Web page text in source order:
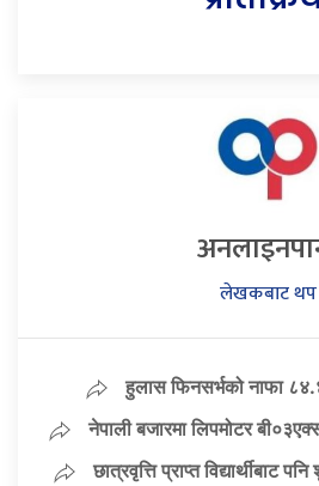
लेखकबाट थप
हुलास फिनसर्भको नाफा
नेपाली बजारमा लिपमोटर
छात्रवृत्ति प्राप्त विद्यार्थीबाट